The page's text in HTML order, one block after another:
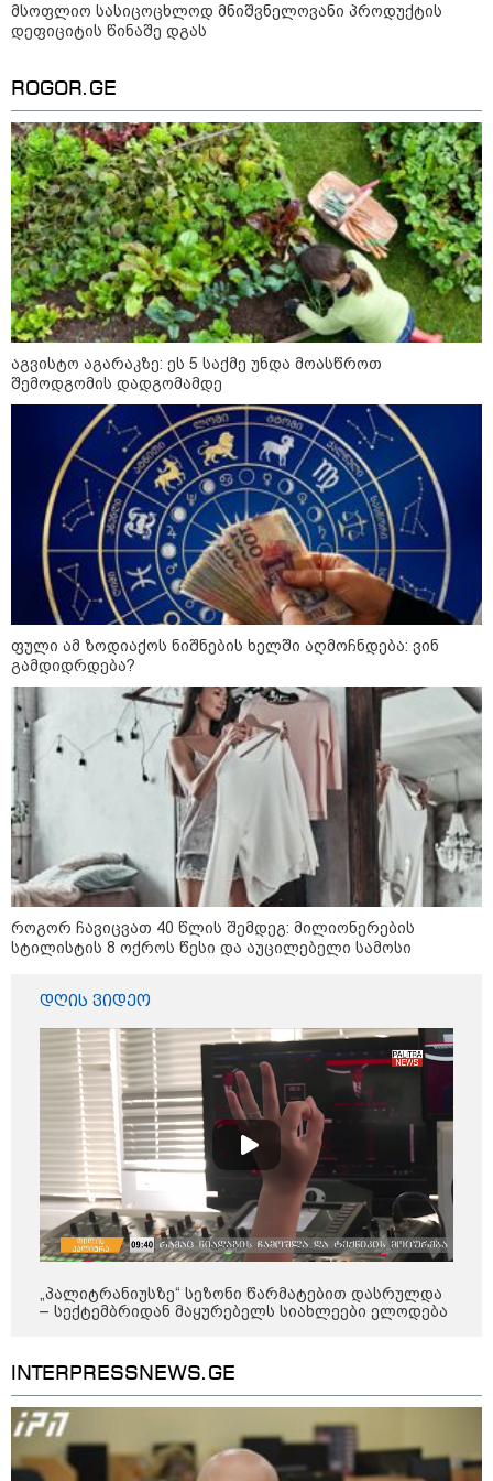
19:03 / 08-08-2026
16:33 / 08-08-2026
"გიორგი ბარამიძემ რაღაც
არასწორად ჩამოაყალიბა,
მაგრამ ნამდვილად არ
ეკუთვნის წიხლი ივანიშვილის
ღალატზე დაფუძნებული
დიქტატურის მსახურებისგან" -
მიხეილ სააკაშვილი
16:22 / 08-08-2026
"აი, ეს არის სამშობლოს
ღალატი" - როგორ ეხმაურება
ნიკა გვარამია აგვისტოს ომთან
დაკავშირებით ირაკლი
კობახიძის განცხადებას?
კატეგორიის ყველა სიახლე
აზერბაიჯანის რკინიგზა ბაქო-
მარშრუტზე ბილეთების გაყიდვის
პერიოდს ახანგრძლივებს
„წარმოებულია საქართველოში“ -
ქართული თაფლი ჩინეთის
ბაზარზე გასასვლელად ემზადება
- დეტალები
მსოფლიო სასიცოცხლოდ
მნიშვნელოვანი პროდუქტის
დეფიციტის წინაშე დგას
კონფლიქტები
მსოფლიო სასიცოცხლოდ მნიშვნელოვანი პროდუქტის
დეფიციტის წინაშე დგას
ROGOR.GE
აგვისტო აგარაკზე: ეს 5 საქმე უნდა მოასწროთ
შემოდგომის დადგომამდე
ფული ამ ზოდიაქოს ნიშნების ხელში აღმოჩნდება: ვინ
გამდიდრდება?
როგორ ჩავიცვათ 40 წლის შემდეგ: მილიონერების
სტილისტის 8 ოქროს წესი და აუცილებელი სამოსი
დღის ვიდეო
„პალიტრანიუსზე“ სეზონი წარმატებით დასრულდა
– სექტემბრიდან მაყურებელს სიახლეები ელოდება
INTERPRESSNEWS.GE